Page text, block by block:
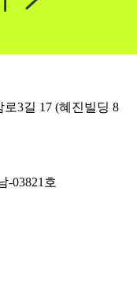
3길 17 (혜진빌딩 8
-03821호